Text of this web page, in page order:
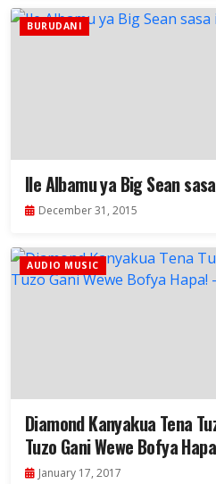
BURUDANI
Ile Albamu ya Big Sean
December 31, 2015
AUDIO MUSIC
Diamond Kanyakua Tena
Tuzo Gani Wewe Bofya
January 17, 2017